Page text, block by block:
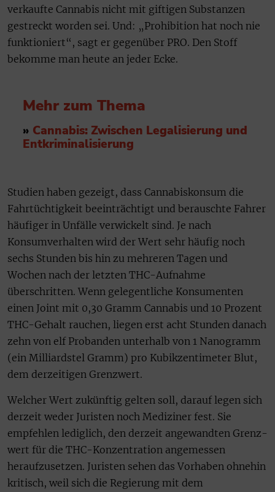
verkaufte Cannabis nicht mit giftigen Substanzen
gestreckt worden sei. Und: „Prohibition hat noch nie
funktioniert“, sagt er gegenüber PRO. Den Stoff
bekomme man heute an jeder Ecke.
Mehr zum Thema
» Cannabis: Zwischen Legalisierung und
Entkriminalisierung
Studien haben gezeigt, dass Cannabiskonsum die
Fahrtüchtigkeit beeinträchtigt und berauschte Fahrer
häufiger in Unfälle verwickelt sind. Je nach
Konsumverhalten wird der Wert sehr häufig noch
sechs Stunden bis hin zu mehreren Tagen und
Wochen nach der letzten THC-Aufnahme
überschritten. Wenn gelegentliche Konsumenten
einen Joint mit 0,30 Gramm Cannabis und 10 Prozent
THC-Gehalt rauchen, liegen erst acht Stunden danach
zehn von elf Probanden unterhalb von 1 Nanogramm
(ein Milliardstel Gramm) pro Kubikzentimeter Blut,
dem derzeitigen Grenz­wert.
Welcher Wert zukünftig gelten soll, darauf legen sich
derzeit weder Juristen noch Mediziner fest. Sie
empfehlen lediglich, den derzeit angewandten Grenz­
wert für die THC-Konzentration angemessen
heraufzusetzen. Juristen sehen das Vorhaben ohnehin
kritisch, weil sich die Regierung mit dem